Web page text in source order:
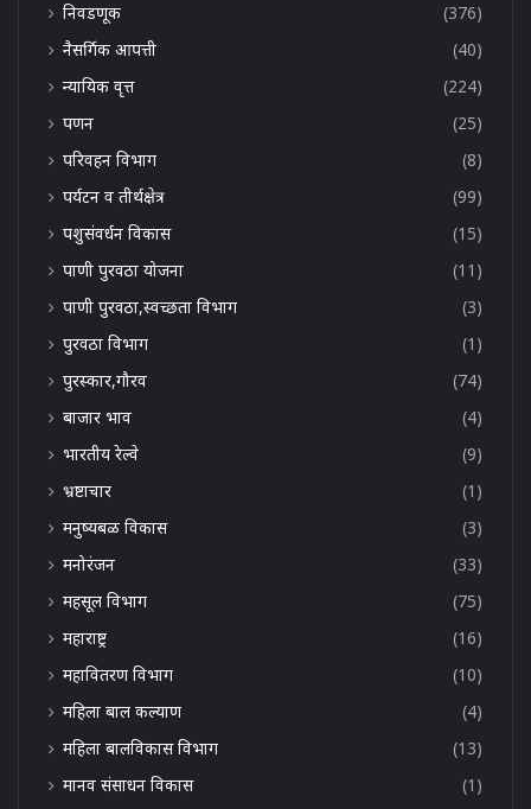
निवडणूक
(376)
नैसर्गिक आपत्ती
(40)
न्यायिक वृत्त
(224)
पणन
(25)
परिवहन विभाग
(8)
पर्यटन व तीर्थक्षेत्र
(99)
पशुसंवर्धन विकास
(15)
पाणी पुरवठा योजना
(11)
पाणी पुरवठा,स्वच्छता विभाग
(3)
पुरवठा विभाग
(1)
पुरस्कार,गौरव
(74)
बाजार भाव
(4)
भारतीय रेल्वे
(9)
भ्रष्टाचार
(1)
मनुष्यबळ विकास
(3)
मनोरंजन
(33)
महसूल विभाग
(75)
महाराष्ट्र
(16)
महावितरण विभाग
(10)
महिला बाल कल्याण
(4)
महिला बालविकास विभाग
(13)
मानव संसाधन विकास
(1)